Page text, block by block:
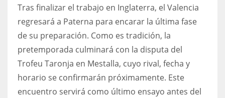
Tras finalizar el trabajo en Inglaterra, el Valencia
regresará a Paterna para encarar la última fase
de su preparación. Como es tradición, la
pretemporada culminará con la disputa del
Trofeu Taronja en Mestalla, cuyo rival, fecha y
horario se confirmarán próximamente. Este
encuentro servirá como último ensayo antes del